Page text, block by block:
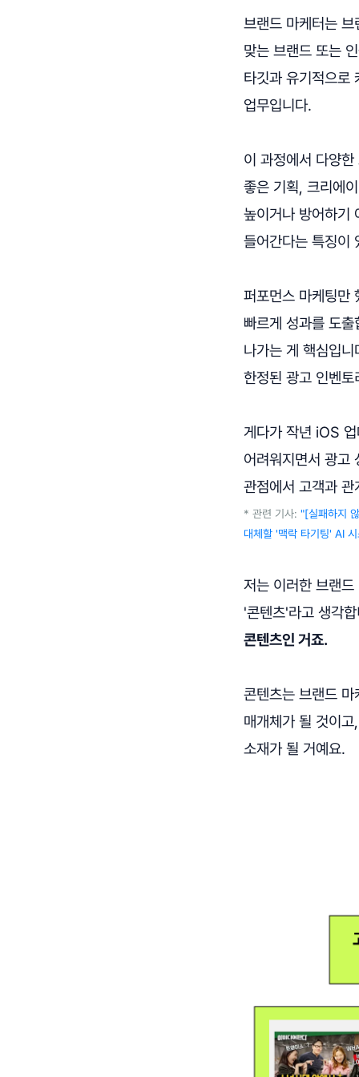
브랜드 마케터는
맞는 브랜드 또는
타깃과 유기적으로
업무입니다.
이 과정에서 다양
좋은 기획, 크리에
높이거나 방어하기
들어간다는 특징이
퍼포먼스 마케팅만
빠르게 성과를 도
나가는 게 핵심입
한정된 광고 인벤
게다가 작년 iOS
어려워지면서 광고
관점에서 고객과
* 관련 기사: "[실패하지
대체할 '맥락 타기팅' AI
저는 이러한 브랜
'콘텐츠'라고 생각
콘텐츠인 거죠.
콘텐츠는 브랜드
매개체가 될 것이
소재가 될 거예요.